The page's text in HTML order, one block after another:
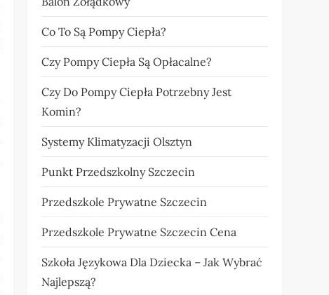
Co To Są Pompy Ciepła?
Czy Pompy Ciepła Są Opłacalne?
Czy Do Pompy Ciepła Potrzebny Jest
Komin?
Systemy Klimatyzacji Olsztyn
Punkt Przedszkolny Szczecin
Przedszkole Prywatne Szczecin
Przedszkole Prywatne Szczecin Cena
Szkoła Językowa Dla Dziecka – Jak Wybrać
Najlepszą?